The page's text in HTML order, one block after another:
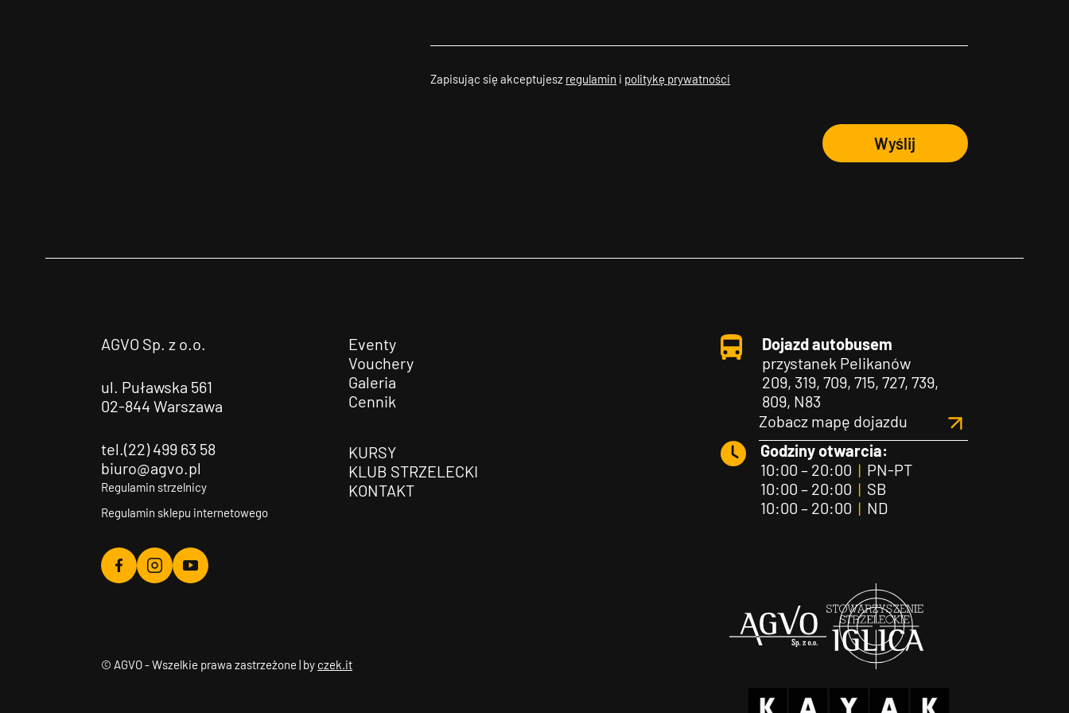
Zapisując się akceptujesz regulamin i politykę prywatności
Wyślij
AGVO Sp. z o.o.
ul. Puławska 561
02-844 Warszawa
tel.(22) 499 63 58
biuro@agvo.pl
Regulamin strzelnicy
Regulamin sklepu internetowego
Agvo
Agvo
Agvo
Eventy
Vouchery
Galeria
Cennik
KURSY
KLUB STRZELECKI
KONTAKT
Dojazd autobusem
przystanek Pelikanów
209, 319, 709, 715, 727, 739,
809, N83
Zobacz mapę dojazdu
Godziny otwarcia:
10:00 – 20:00 |PN-PT
10:00 – 20:00 |SB
10:00 – 20:00 |ND
© AGVO - Wszelkie prawa zastrzeżone | by czek.it
Agvo Iglica